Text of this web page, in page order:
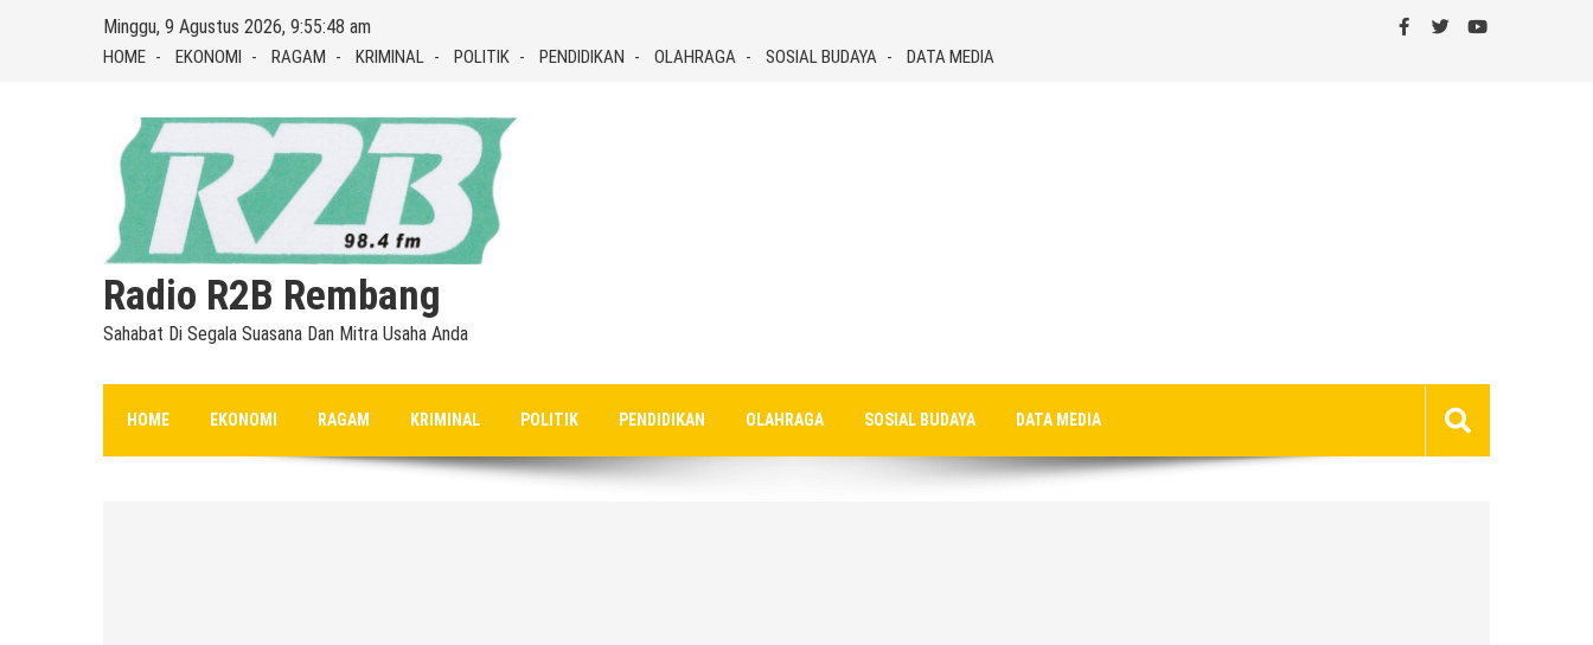
Minggu, 9 Agustus 2026, 9:55:49 am
HOME EKONOMI RAGAM KRIMINAL POLITIK PENDIDIKAN OLAHRAGA SOSIAL BUDAYA DATA MEDIA
Radio R2B Rembang
Sahabat Di Segala Suasana Dan Mitra Usaha Anda
HOME EKONOMI RAGAM KRIMINAL POLITIK PENDIDIKAN OLAHRAGA SOSIAL BUDAYA DATA MEDIA